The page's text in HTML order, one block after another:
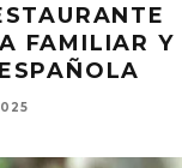
FAMILIAR Y